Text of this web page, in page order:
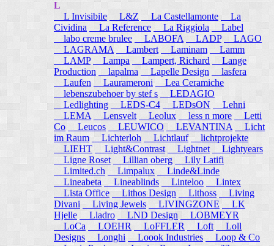
L
L Invisibile
L&Z La Castellamonte
La
Cividina
La Reference La Riggiola
Label
labo creme brulee
LABOFA LADP
LAGO
LAGRAMA
Lambert Laminam
Lamm
LAMP
Lampa Lampert, Richard
Lange
Production
lapalma Lapelle Design
lasfera
Laufen
Laurameroni
Lea Ceramiche
lebenszubehoer by stef s
LEDAGIO
Ledlighting
LEDS-C4 LEDsON
Lehni
LEMA
Lensvelt Leolux less n more
Letti
Co
Leucos LEUWICO LEVANTINA
Licht
im Raum
Lichterloh Lichtlauf lichtprojekte
LIEHT
Light&Contrast Lightnet
Lightyears
Ligne Roset
Lillian oberg
Lily Latifi
Limited.ch
Limpalux
Linde&Linde
Lineabeta
Lineablinds Linteloo
Lintex
Lista Office Lithos Design Lithoss
Living
Divani
Living Jewels LIVINGZONE
LK
Hjelle
Lladro LND Design
LOBMEYR
LoCa
LOEHR LoFFLER Loft
Loll
Designs
Longhi Loook Industries
Loop & Co